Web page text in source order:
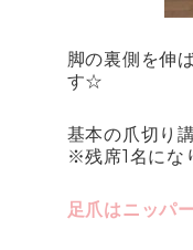
脚の裏側を伸
す☆
基本の爪切り
※残席1名にな
足爪はニッパ